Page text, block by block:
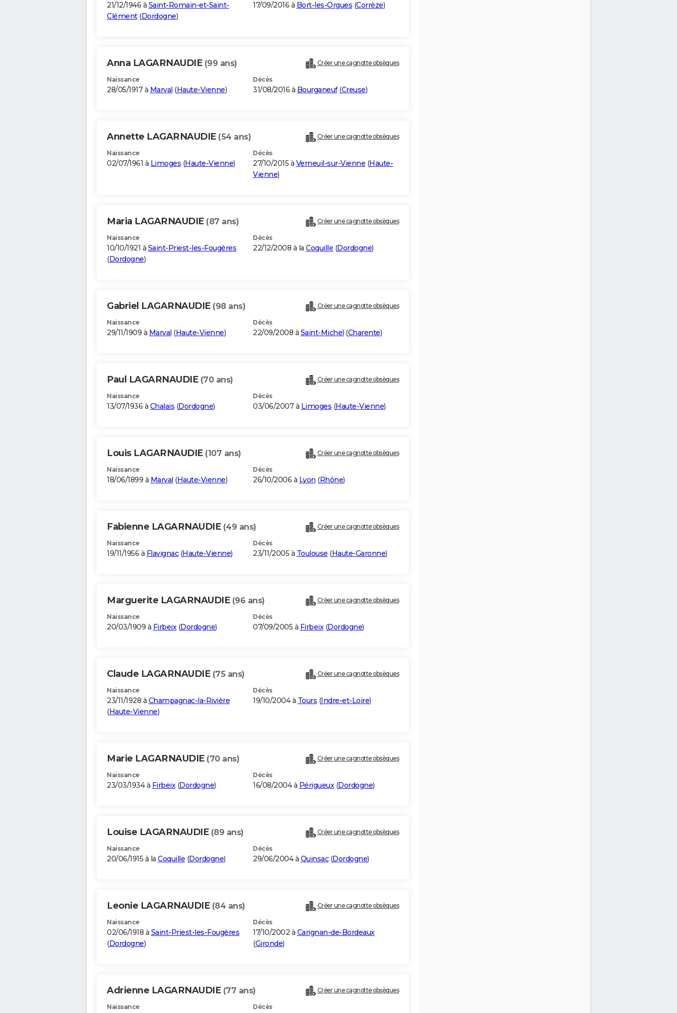
21/12/1946 à Saint-Romain-et-Saint-
Clément(Dordogne)
17/09/2016 à Bort-les-Orgues (Corrèze)
Anna LAGARNAUDIE (99 ans) Créer une cagnotte obsèques
Naissance
28/05/1917 à Marval (Haute-Vienne)
Décès
31/08/2016 à Bourganeuf(Creuse)
Annette LAGARNAUDIE (54 ans) Créer une cagnotte obsèques
Naissance
02/07/1961 à Limoges (Haute-Vienne)
Décès
27/10/2015 à Verneuil-sur-Vienne (Haute-
Vienne)
Maria LAGARNAUDIE (87 ans) Créer une cagnotte obsèques
Naissance
10/10/1921 à Saint-Priest-les-Fougères
(Dordogne)
Décès
22/12/2008 à la Coquille (Dordogne)
Gabriel LAGARNAUDIE (98 ans) Créer une cagnotte obsèques
Naissance
29/11/1909 à Marval (Haute-Vienne)
Décès
22/09/2008 à Saint-Michel (Charente)
Paul LAGARNAUDIE (70 ans) Créer une cagnotte obsèques
Naissance
13/07/1936 à Chalais (Dordogne)
Décès
03/06/2007 à Limoges (Haute-Vienne)
Louis LAGARNAUDIE (107 ans) Créer une cagnotte obsèques
Naissance
18/06/1899 à Marval (Haute-Vienne)
Décès
26/10/2006 à Lyon (Rhône)
Fabienne LAGARNAUDIE (49 ans) Créer une cagnotte obsèques
Naissance
19/11/1956 à Flavignac(Haute-Vienne)
Décès
23/11/2005 à Toulouse (Haute-Garonne)
Marguerite LAGARNAUDIE (96 ans) Créer une cagnotte obsèques
Naissance
20/03/1909 à Firbeix(Dordogne)
Décès
07/09/2005 à Firbeix(Dordogne)
Claude LAGARNAUDIE (75 ans) Créer une cagnotte obsèques
Naissance
23/11/1928 à Champagnac-la-Rivière
(Haute-Vienne)
Décès
19/10/2004 à Tours (Indre-et-Loire)
Marie LAGARNAUDIE (70 ans) Créer une cagnotte obsèques
Naissance
23/03/1934 à Firbeix(Dordogne)
Décès
16/08/2004 à Périgueux(Dordogne)
Louise LAGARNAUDIE (89 ans) Créer une cagnotte obsèques
Naissance
20/06/1915 à la Coquille (Dordogne)
Décès
29/06/2004 à Quinsac(Dordogne)
Leonie LAGARNAUDIE (84 ans) Créer une cagnotte obsèques
Naissance
02/06/1918 à Saint-Priest-les-Fougères
(Dordogne)
Décès
17/10/2002 à Carignan-de-Bordeaux
(Gironde)
Adrienne LAGARNAUDIE (77 ans) Créer une cagnotte obsèques
Naissance Décès